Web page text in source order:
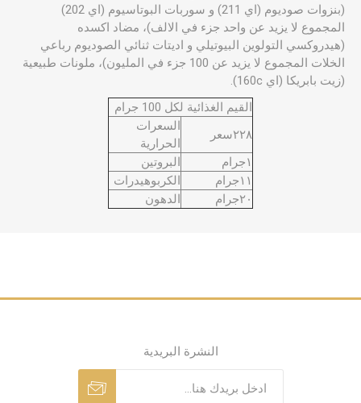
(بنزوات صوديوم (اي 211) و سوربات البوتاسيوم (اي 202)
المجموع لا يزيد عن واحد جزء في الالف)، مضاد اكسده
(هيدروكسي التولوين البيوتيلي و اديتات ثنائي الصوديوم رباعي
الخلات المجموع لا يزيد عن 100 جزء في المليون)، ملونات طبيعية
(زيت بابريكا (اي 160c).
القيم الغذائية لكل 100 جرام
٢٢٨سعر
السعرات
الحرارية
١جرام
البروتين
١١جرام
الكربوهيدرات
٢٠جرام
الدهون
النشرة البريدية